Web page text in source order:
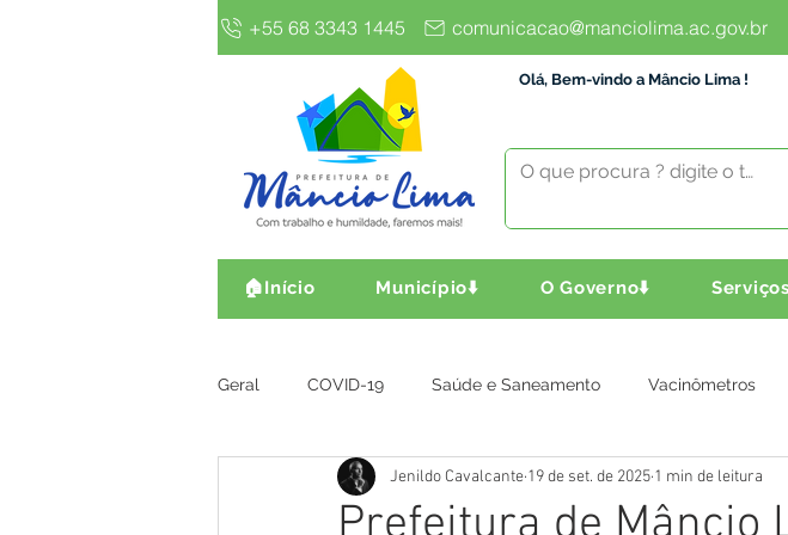
+55 68 3343 1445 comunicacao@manciolima.ac.gov.br
Olá, Bem-vindo a Mâncio Lima !
🏠Início Município⬇️ O Governo⬇️
Geral COVID-19 Saúde e Saneamento Vacinômetros
Gestão e Finanças Infra, Obra e Transporte Assistência
Jenildo Cavalcante 19 de set. de 2025 1 min de leitura